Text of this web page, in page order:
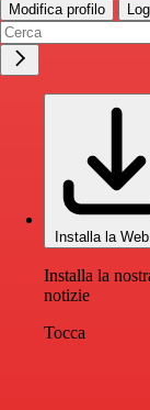
Modifica profilo
Installa la
Installa la
notizie
Tocca